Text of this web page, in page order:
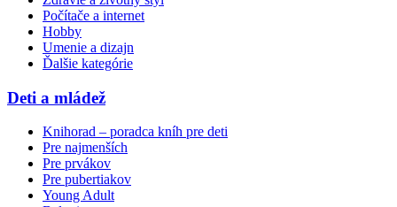
Počítače a internet
Hobby
Umenie a dizajn
Ďalšie kategórie
Deti a mládež
Knihorad – poradca kníh pre deti
Pre najmenších
Pre prvákov
Pre pubertiakov
Young Adult